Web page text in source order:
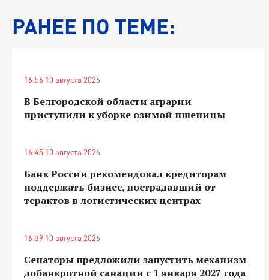
РАНЕЕ ПО ТЕМЕ:
16:56 10 августа 2026
В Белгородской области аграрии
приступили к уборке озимой пшеницы
16:45 10 августа 2026
Банк России рекомендовал кредиторам
поддержать бизнес, пострадавший от
терактов в логистических центрах
16:39 10 августа 2026
Сенаторы предложили запустить механизм
добанкротной санации с 1 января 2027 года